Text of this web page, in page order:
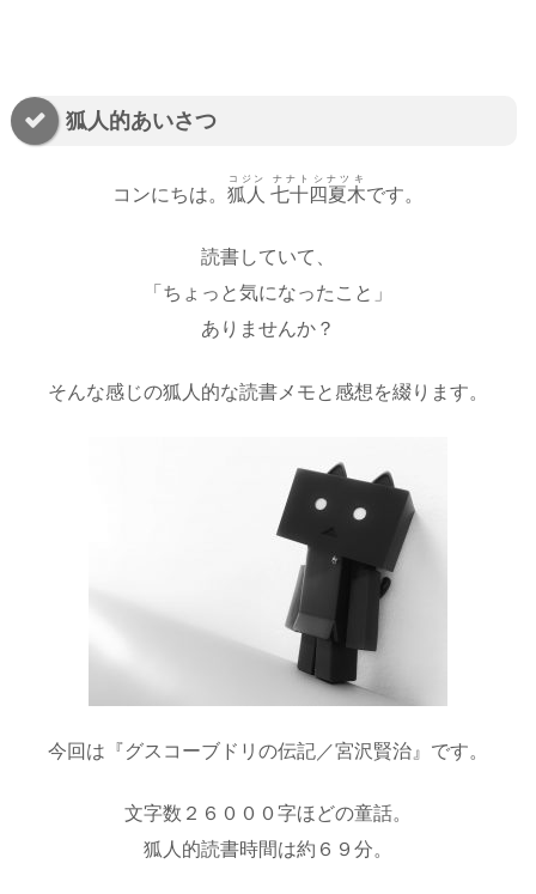
狐人的あいさつ
コンにちは。 狐人
コジン
七十四夏木
ナナトシナツキ
です。
読書していて、
「ちょっと気になったこと」
ありませんか？
そんな感じの狐人的な読書メモと感想を綴ります。
今回は『グスコーブドリの伝記／宮沢賢治』です。
文字数２６０００字ほどの童話。
狐人的読書時間は約６９分。